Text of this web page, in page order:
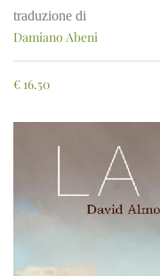
traduzione di
Damiano Abeni
€ 16.50